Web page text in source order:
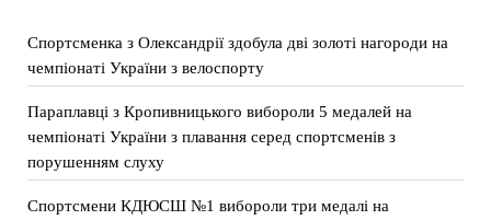
Спортсменка з Олександрії здобула дві золоті нагороди на
чемпіонаті України з велоспорту
Параплавці з Кропивницького вибороли 5 медалей на
чемпіонаті України з плавання серед спортсменів з
порушенням слуху
Спортсмени КДЮСШ №1 вибороли три медалі на